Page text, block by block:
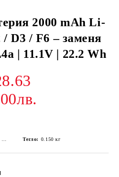
2000 mAh Li-
D3 / F6 – заменя
| 11.1V | 22.2 Wh
Тегло: 0.150 кг